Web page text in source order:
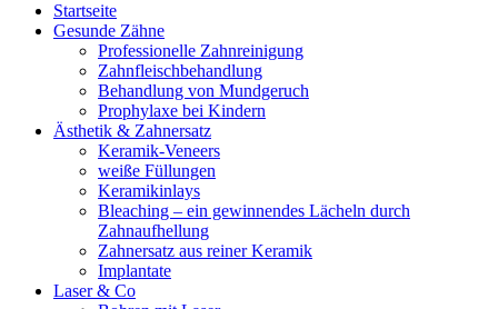
Startseite
Gesunde Zähne
Professionelle Zahnreinigung
Zahnfleischbehandlung
Behandlung von Mundgeruch
Prophylaxe bei Kindern
Ästhetik & Zahnersatz
Keramik-Veneers
weiße Füllungen
Keramikinlays
Bleaching – ein gewinnendes Lächeln durch
Zahnaufhellung
Zahnersatz aus reiner Keramik
Implantate
Laser & Co